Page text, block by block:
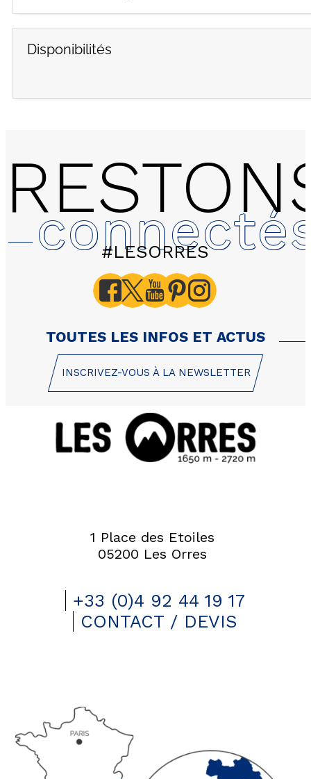
Disponibilités
#LESORRES
TOUTES LES INFOS ET ACTUS
INSCRIVEZ-VOUS À LA NEWSLETTER
1 Place des Etoiles
05200 Les Orres
+33 (0)4 92 44 19 17
CONTACT / DEVIS